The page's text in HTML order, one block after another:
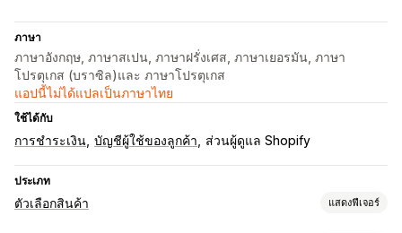
ภาษา
ภาษาอังกฤษ, ภาษาสเปน, ภาษาฝรั่งเศส, ภาษาเยอรมัน, ภาษา
โปรตุเกส (บราซิล)และ ภาษาโปรตุเกส
แอปนี้ไม่ได้แปลเป็นภาษาไทย
ใช้ได้กับ
การชำระเงิน บัญชีผู้ใช้ของลูกค้า ส่วนผู้ดูแล Shopify
ประเภท
ตัวเลือกสินค้า แสดงฟีเจอร์